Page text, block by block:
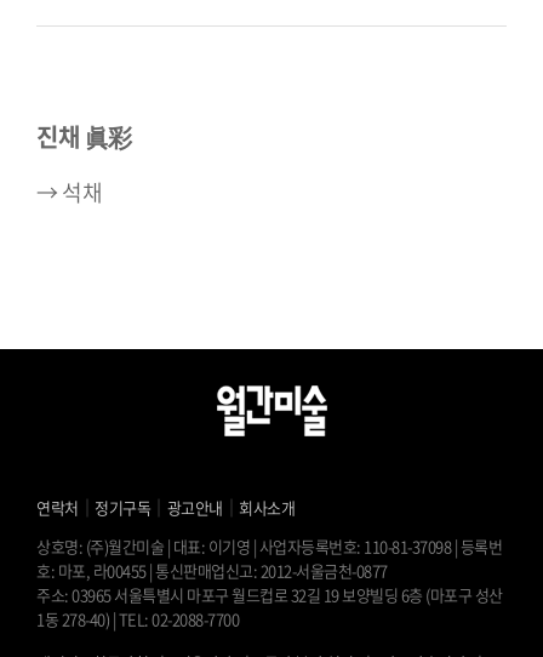
진채 眞彩
→ 석채
연락처 ｜ 정기구독 ｜ 광고안내 ｜ 회사소개
상호명: (주)월간미술 | 대표: 이기영 | 사업자등록번호: 110-81-37098 | 등록번
호: 마포, 라00455 | 통신판매업신고: 2012-서울금천-0877
주소: 03965 서울특별시 마포구 월드컵로 32길 19 보양빌딩 6층 (마포구 성산
1동 278-40) | TEL: 02-2088-7700